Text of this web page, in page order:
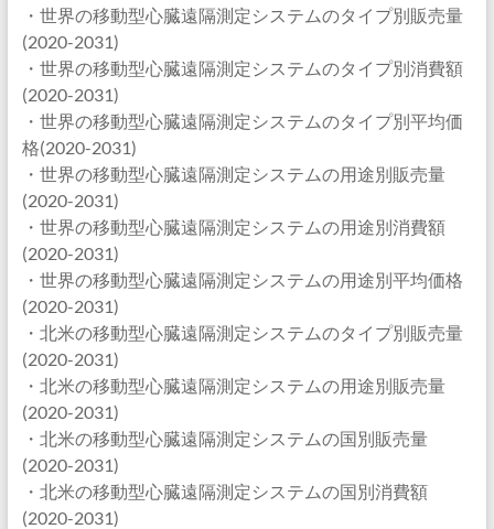
・世界の移動型心臓遠隔測定システムのタイプ別販売量
(2020-2031)
・世界の移動型心臓遠隔測定システムのタイプ別消費額
(2020-2031)
・世界の移動型心臓遠隔測定システムのタイプ別平均価
格(2020-2031)
・世界の移動型心臓遠隔測定システムの用途別販売量
(2020-2031)
・世界の移動型心臓遠隔測定システムの用途別消費額
(2020-2031)
・世界の移動型心臓遠隔測定システムの用途別平均価格
(2020-2031)
・北米の移動型心臓遠隔測定システムのタイプ別販売量
(2020-2031)
・北米の移動型心臓遠隔測定システムの用途別販売量
(2020-2031)
・北米の移動型心臓遠隔測定システムの国別販売量
(2020-2031)
・北米の移動型心臓遠隔測定システムの国別消費額
(2020-2031)